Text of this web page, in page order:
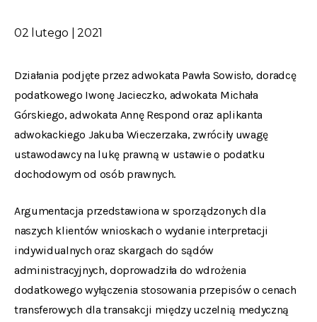
02 lutego | 2021
Działania podjęte przez adwokata Pawła Sowisło, doradcę
podatkowego Iwonę Jacieczko, adwokata Michała
Górskiego, adwokata Annę Respond oraz aplikanta
adwokackiego Jakuba Wieczerzaka, zwróciły uwagę
ustawodawcy na lukę prawną w ustawie o podatku
dochodowym od osób prawnych.
Argumentacja przedstawiona w sporządzonych dla
naszych klientów wnioskach o wydanie interpretacji
indywidualnych oraz skargach do sądów
administracyjnych, doprowadziła do wdrożenia
dodatkowego wyłączenia stosowania przepisów o cenach
transferowych dla transakcji między uczelnią medyczną